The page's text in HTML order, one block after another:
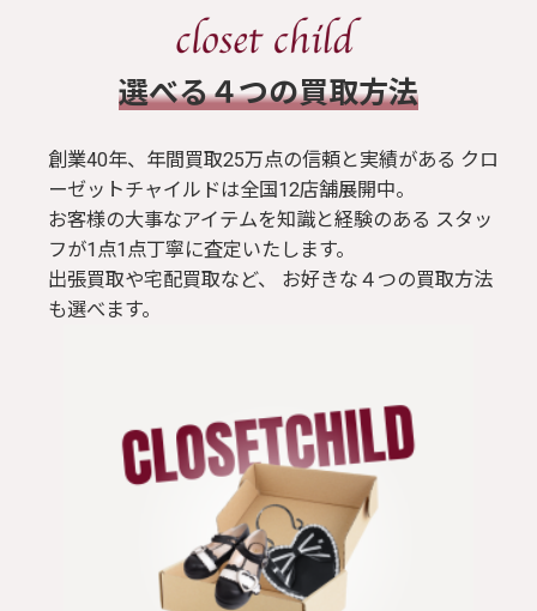
ブラウス / シャツ
トップス
Tシャツ
ジャケット
​選べる４つの買取方法
創業40年、年間買取25万点の信頼と実績がある クロ
ーゼットチャイルドは全国12店舗展開中。
お客様の大事なアイテムを知識と経験のある スタッ
フが1点1点丁寧に査定いたします。
出張買取や宅配買取など、 お好きな４つの買取方法
も選べます。